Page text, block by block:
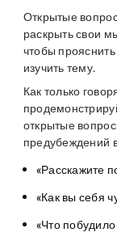
Открытые
раскрыть свои
чтобы
изучить тему.
Как только
открытые
предубеждений
«Расскажите
«Как вы себя
«Что